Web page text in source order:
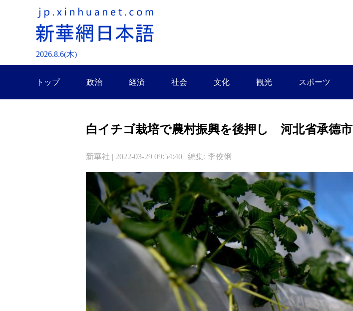
2026.8.6(木)
トップ 政治 経済 社会 文化 観光 スポーツ
白イチゴ栽培で農村振興を後押し 河北省承德市
新華社 | 2022-03-29 09:54:40 | 編集: 李佼俐